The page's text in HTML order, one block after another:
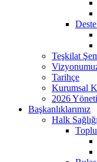
Teşkilat
Tarihçe
Kurumsal
2026
Başkanlıklarımız
Halk